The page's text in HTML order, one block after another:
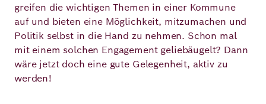
greifen die wichtigen Themen in einer Kommune
auf und bieten eine Möglichkeit, mitzumachen und
Politik selbst in die Hand zu nehmen. Schon mal
mit einem solchen Engagement geliebäugelt? Dann
wäre jetzt doch eine gute Gelegenheit, aktiv zu
werden!